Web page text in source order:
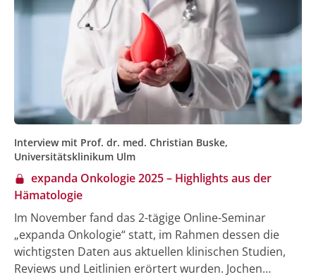
Interview mit Prof. dr. med. Christian Buske,
Universitätsklinikum Ulm
expanda Onkologie 2025 – Highlights aus der
Hämatologie
Im November fand das 2-tägige Online-Seminar
„expanda Onkologie“ statt, im Rahmen dessen die
wichtigsten Daten aus aktuellen klinischen Studien,
Reviews und Leitlinien erörtert wurden. Jochen